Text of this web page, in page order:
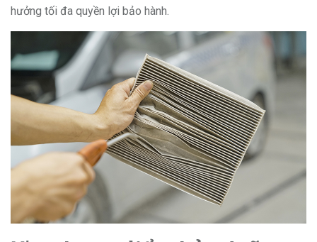
hưởng tối đa quyền lợi bảo hành.